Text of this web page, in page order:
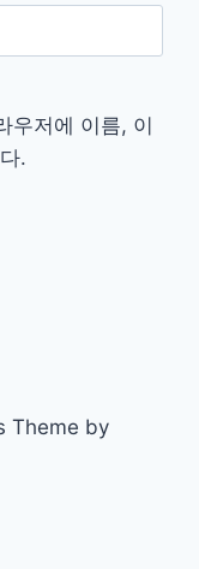
우저에 이름, 이
.
Theme by